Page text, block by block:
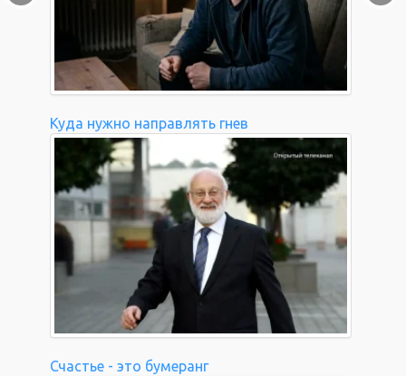
Куда нужно направлять гнев
Счастье - это бумеранг